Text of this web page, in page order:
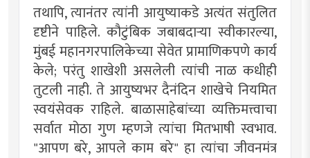
तथापि, त्यानंतर त्यांनी आयुष्याकडे अत्यंत संतुलित
दृष्टीने पाहिले. कौटुंबिक जबाबदाऱ्या स्वीकारल्या,
मुंबई महानगरपालिकेच्या सेवेत प्रामाणिकपणे कार्य
केले; परंतु शाखेशी असलेली त्यांची नाळ कधीही
तुटली नाही. ते आयुष्यभर दैनंदिन शाखेचे नियमित
स्वयंसेवक राहिले. बाळासाहेबांच्या व्यक्तिमत्त्वाचा
सर्वात मोठा गुण म्हणजे त्यांचा मितभाषी स्वभाव.
"आपण बरे, आपले काम बरे" हा त्यांचा जीवनमंत्र